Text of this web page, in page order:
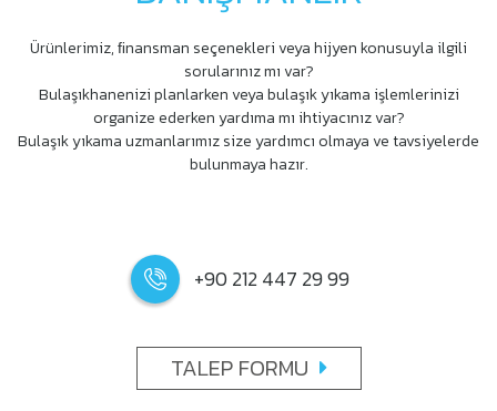
Ürünlerimiz, ﬁnansman seçenekleri veya hijyen konusuyla ilgili
sorularınız mı var?
Bulaşıkhanenizi planlarken veya bulaşık yıkama işlemlerinizi
organize ederken yardıma mı ihtiyacınız var?
Bulaşık yıkama uzmanlarımız size yardımcı olmaya ve tavsiyelerde
bulunmaya hazır.
+90 212 447 29 99
TALEP FORMU